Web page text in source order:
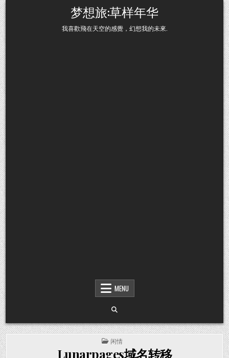
Skip to content 梦想旅:草样年华
我喜歡飛在天空的感覺，幻想我的未來.
MENU
POSTED IN
闲情
Lunarpages域名转移